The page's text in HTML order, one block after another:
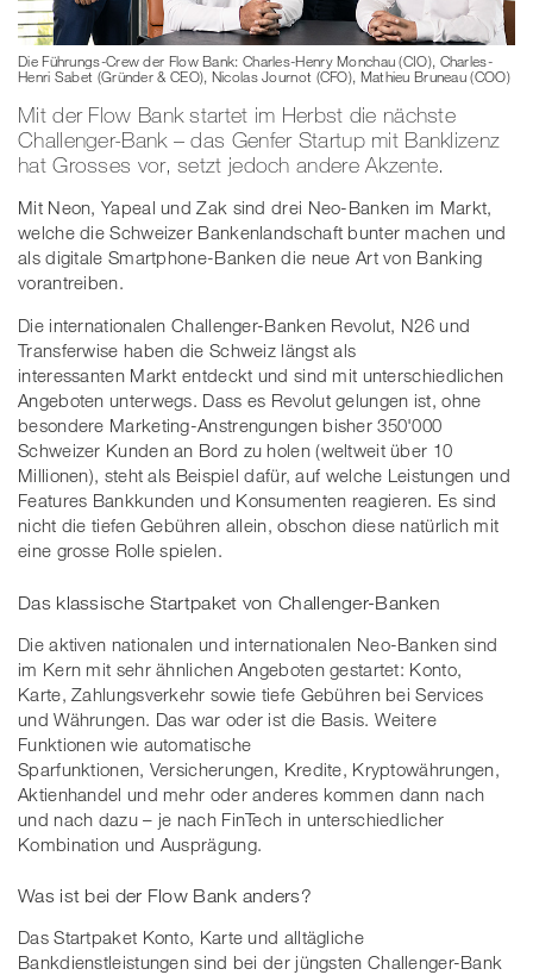
Die Führungs-Crew der Flow Bank: Charles-Henry Monchau (CIO), Charles-
Henri Sabet (Gründer & CEO), Nicolas Journot (CFO), Mathieu Bruneau (COO)
Mit der Flow Bank startet im Herbst die nächste
Challenger-Bank – das Genfer Startup mit Banklizenz
hat Grosses vor, setzt jedoch andere Akzente.
Mit Neon, Yapeal und Zak sind drei Neo-Banken im Markt,
welche die Schweizer Bankenlandschaft bunter machen und
als digitale Smartphone-Banken die neue Art von Banking
vorantreiben.
Die internationalen Challenger-Banken Revolut, N26 und
Transferwise haben die Schweiz längst als
interessanten Markt entdeckt und sind mit unterschiedlichen
Angeboten unterwegs. Dass es Revolut gelungen ist, ohne
besondere Marketing-Anstrengungen bisher 350'000
Schweizer Kunden an Bord zu holen (weltweit über 10
Millionen), steht als Beispiel dafür, auf welche Leistungen und
Features Bankkunden und Konsumenten reagieren. Es sind
nicht die tiefen Gebühren allein, obschon diese natürlich mit
eine grosse Rolle spielen.
Das klassische Startpaket von Challenger-Banken
Die aktiven nationalen und internationalen Neo-Banken sind
im Kern mit sehr ähnlichen Angeboten gestartet: Konto,
Karte, Zahlungsverkehr sowie tiefe Gebühren bei Services
und Währungen. Das war oder ist die Basis. Weitere
Funktionen wie automatische
Sparfunktionen, Versicherungen, Kredite, Kryptowährungen,
Aktienhandel und mehr oder anderes kommen dann nach
und nach dazu – je nach FinTech in unterschiedlicher
Kombination und Ausprägung.
Was ist bei der Flow Bank anders?
Das Startpaket Konto, Karte und alltägliche
Bankdienstleistungen sind bei der jüngsten Challenger-Bank